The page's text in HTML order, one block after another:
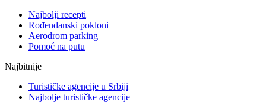
Najbolji recepti
Rođendanski pokloni
Aerodrom parking
Pomoć na putu
Najbitnije
Turističke agencije u Srbiji
Najbolje turističke agencije